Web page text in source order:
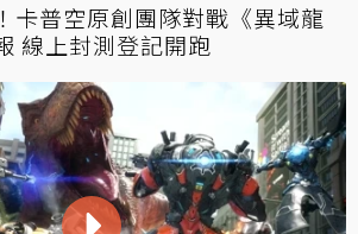
卡普空原創團隊對戰《異域龍
線上封測登記開跑